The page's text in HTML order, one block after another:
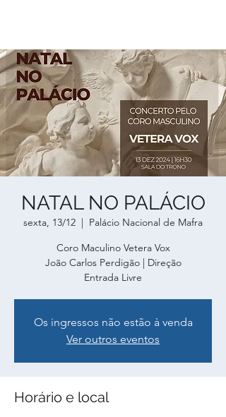
NATAL NO PALÁCIO
sexta, 13/12
  |
Palácio Nacional de Mafra
Coro Maculino Vetera Vox
João Carlos Perdigão | Direção
Entrada Livre
Os ingressos não estão à venda
Ver outros eventos
Horário e local